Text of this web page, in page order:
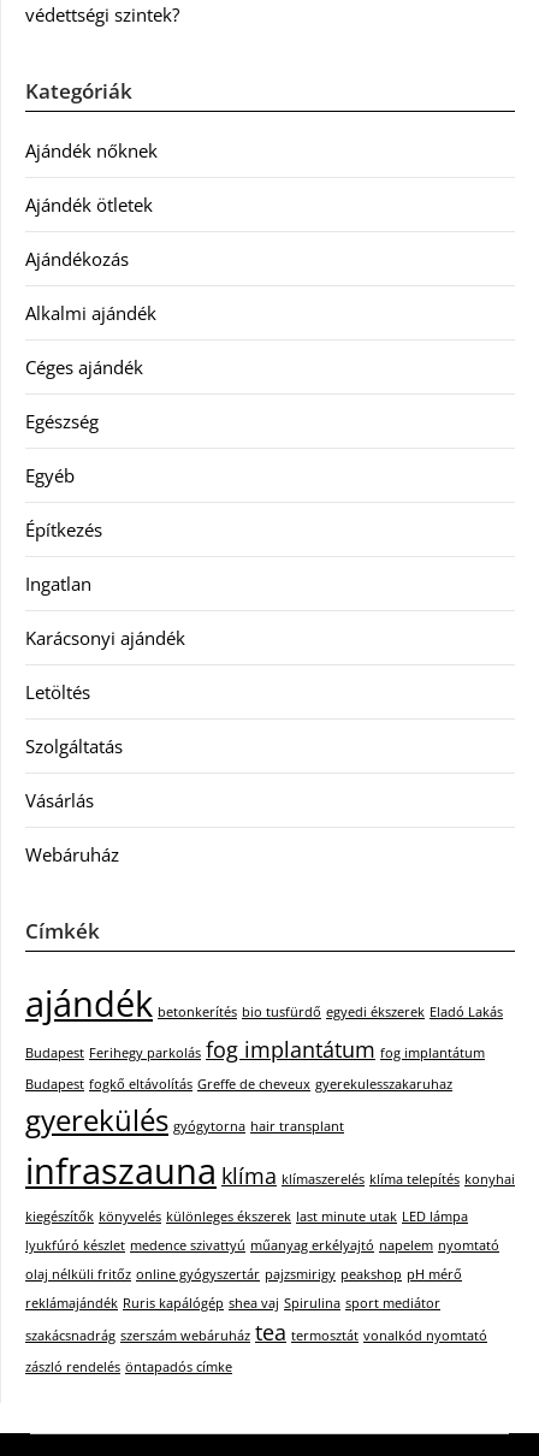
védettségi szintek?
Kategóriák
Ajándék nőknek
Ajándék ötletek
Ajándékozás
Alkalmi ajándék
Céges ajándék
Egészség
Egyéb
Építkezés
Ingatlan
Karácsonyi ajándék
Letöltés
Szolgáltatás
Vásárlás
Webáruház
Címkék
ajándék betonkerítés bio tusfürdő egyedi ékszerek Eladó Lakás
Budapest Ferihegy parkolás fog implantátum fog implantátum
Budapest fogkő eltávolítás Greffe de cheveux gyerekulesszakaruhaz
gyerekülés gyógytorna hair transplant
infraszauna klíma klímaszerelés klíma telepítés konyhai
kiegészítők könyvelés különleges ékszerek last minute utak LED lámpa
lyukfúró készlet medence szivattyú műanyag erkélyajtó napelem nyomtató
olaj nélküli fritőz online gyógyszertár pajzsmirigy peakshop pH mérő
reklámajándék Ruris kapálógép shea vaj Spirulina sport mediátor
szakácsnadrág szerszám webáruház tea termosztát vonalkód nyomtató
zászló rendelés öntapadós címke